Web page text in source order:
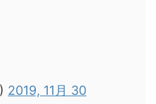
2019, 11月 30